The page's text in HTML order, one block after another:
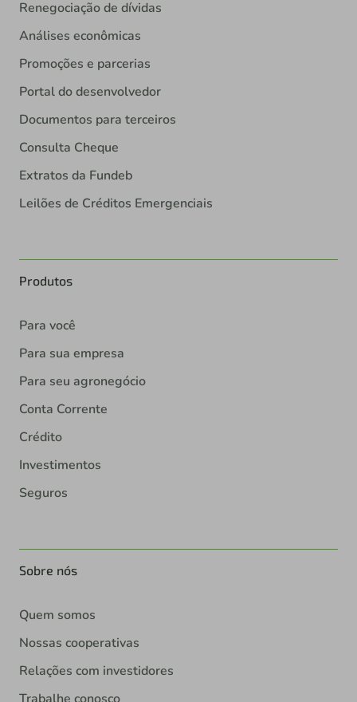
Renegociação de dívidas
Análises econômicas
Promoções e parcerias
Portal do desenvolvedor
Documentos para terceiros
Consulta Cheque
Extratos da Fundeb
Leilões de Créditos Emergenciais
Produtos
Para você
Para sua empresa
Para seu agronegócio
Conta Corrente
Crédito
Investimentos
Seguros
Sobre nós
Quem somos
Nossas cooperativas
Relações com investidores